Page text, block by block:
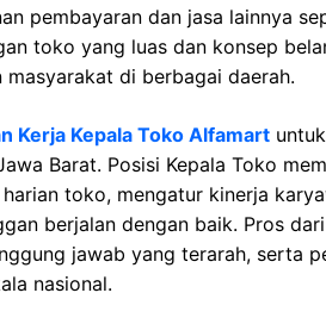
pembayaran dan jasa lainnya
toko yang luas dan konsep
di berbagai daerah.
Kerja Kepala Toko Alfamart untuk
Barat. Posisi Kepala Toko
toko, mengatur kinerja
berjalan dengan baik. Pros
jawab yang terarah, serta
nasional.